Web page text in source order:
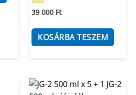
Értékelés:
0
5
39 000 Ft
KOSÁRBA TESZEM